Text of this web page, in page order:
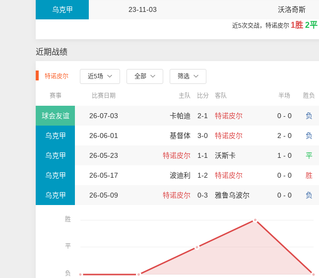
乌克甲 23-11-03 沃洛奇斯
近5次交战，特诺皮尔 1胜 2平
近期战绩
特诺皮尔 近5场 全部 筛选
赛事 比赛日期 主队 比分 客队 半场 胜负
球会友谊 26-07-03 卡帕迪 2-1 特诺皮尔 0 - 0 负
乌克甲 26-06-01 基督体 3-0 特诺皮尔 2 - 0 负
乌克甲 26-05-23 特诺皮尔 1-1 沃斯卡 1 - 0 平
乌克甲 26-05-17 波迪利 1-2 特诺皮尔 0 - 0 胜
乌克甲 26-05-09 特诺皮尔 0-3 雅鲁乌波尔 0 - 0 负
胜
平
负